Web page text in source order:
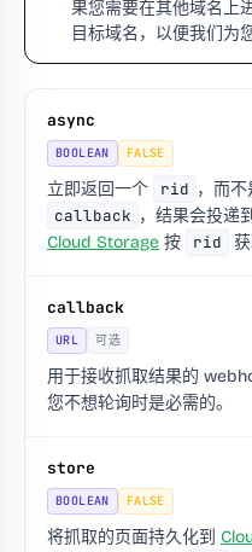
果您需要在其他域名上
目标域名，以便我们为
async
BOOLEAN FALSE
立即返回一个 rid ，而
callback ，结果会投递
Cloud Storage 按 rid 获
callback
URL 可选
用于接收抓取结果的
您不想轮询时是必需的。
store
BOOLEAN FALSE
将抓取的页面持久化到